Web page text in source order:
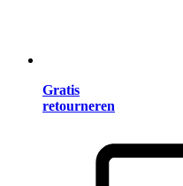
Gratis
retourneren